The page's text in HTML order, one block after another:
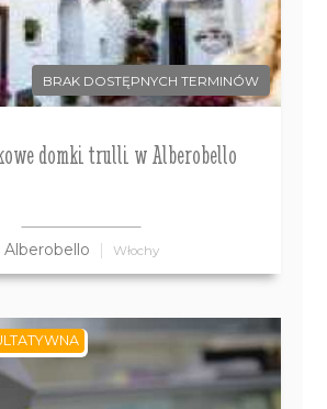
BRAK DOSTĘPNYCH TERMINÓW
domki trulli w Alberobello
Alberobello Włochy